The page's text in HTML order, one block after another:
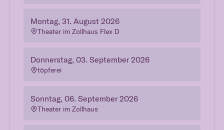
Montag, 31. August 2026
Theater im Zollhaus Flex D
Donnerstag, 03. September 2026
töpferei
Sonntag, 06. September 2026
Theater im Zollhaus